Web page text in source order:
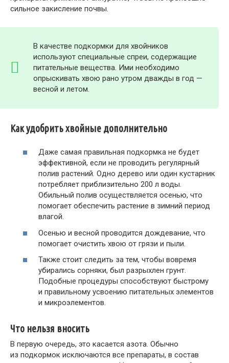
сильное закисление почвы.
В качестве подкормки для хвойников
используют специальные спреи, содержащие
питательные вещества. Ими необходимо
опрыскивать хвою рано утром дважды в год —
весной и летом.
Как удобрить хвойные дополнительно
Даже самая правильная подкормка не будет
эффективной, если не проводить регулярный
полив растений. Одно дерево или один кустарник
потребляет приблизительно 200 л воды.
Обильный полив осуществляется осенью, что
помогает обеспечить растение в зимний период
влагой.
Осенью и весной проводится дождевание, что
помогает очистить хвою от грязи и пыли.
Также стоит следить за тем, чтобы вовремя
убирались сорняки, был разрыхлен грунт.
Подобные процедуры способствуют быстрому
и правильному усвоению питательных элементов
и микроэлементов.
Что нельзя вносить
В первую очередь, это касается азота. Обычно
из подкормок исключаются все препараты, в состав